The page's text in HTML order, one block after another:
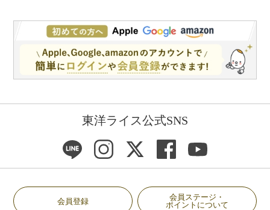
東洋ライス公式SNS
会員登録
会員ステージ・
ポイントについて